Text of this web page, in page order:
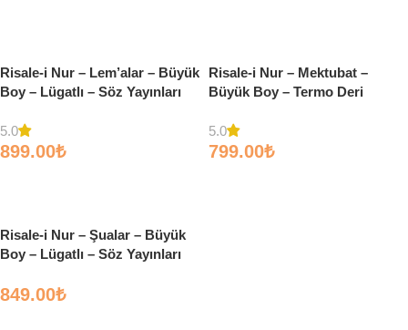
Risale-i Nur – Lem’alar – Büyük
Boy – Lügatlı – Söz Yayınları
5.0
899.00₺
Risale-i Nur – Mektubat –
Büyük Boy – Termo Deri
5.0
799.00₺
Risale-i Nur – Şualar – Büyük
Boy – Lügatlı – Söz Yayınları
849.00₺